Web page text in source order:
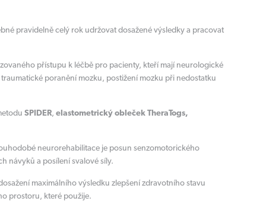
pravidelně celý rok udržovat dosažené výsledky a pracovat
přístupu k léčbě pro pacienty, kteří mají neurologické
poranění mozku, postižení mozku při nedostatku
SPIDER,elastometrický obleček TheraTogs,
neurorehabilitace je posun senzomotorického
návyků a posílení svalové síly.
maximálního výsledku zlepšení zdravotního stavu
prostoru, které použije.